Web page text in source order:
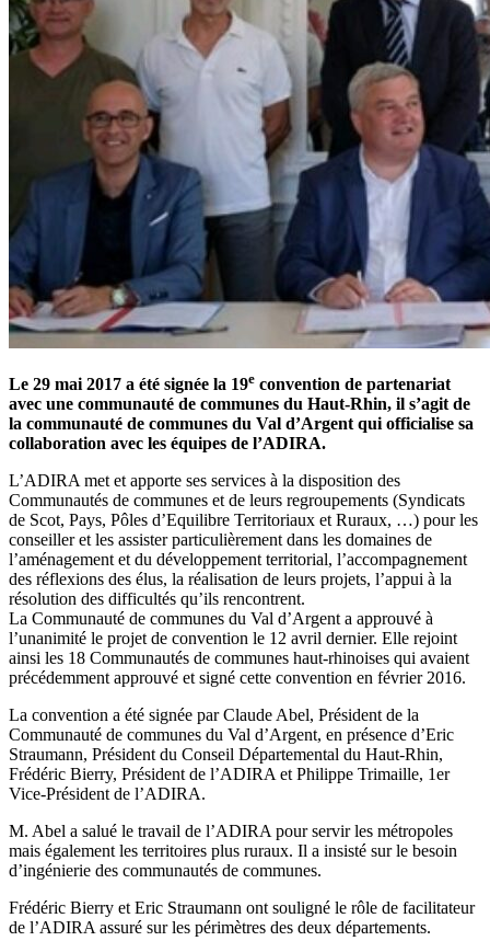
Le 29 mai 2017 a été signée la 19e convention de partenariat
avec une communauté de communes du Haut-Rhin, il s’agit de
la communauté de communes du Val d’Argent qui officialise sa
collaboration avec les équipes de l’ADIRA.
L’ADIRA met et apporte ses services à la disposition des
Communautés de communes et de leurs regroupements (Syndicats
de Scot, Pays, Pôles d’Equilibre Territoriaux et Ruraux, …) pour les
conseiller et les assister particulièrement dans les domaines de
l’aménagement et du développement territorial, l’accompagnement
des réflexions des élus, la réalisation de leurs projets, l’appui à la
résolution des difficultés qu’ils rencontrent.
La Communauté de communes du Val d’Argent a approuvé à
l’unanimité le projet de convention le 12 avril dernier. Elle rejoint
ainsi les 18 Communautés de communes haut-rhinoises qui avaient
précédemment approuvé et signé cette convention en février 2016.
La convention a été signée par Claude Abel, Président de la
Communauté de communes du Val d’Argent, en présence d’Eric
Straumann, Président du Conseil Départemental du Haut-Rhin,
Frédéric Bierry, Président de l’ADIRA et Philippe Trimaille, 1er
Vice-Président de l’ADIRA.
M. Abel a salué le travail de l’ADIRA pour servir les métropoles
mais également les territoires plus ruraux. Il a insisté sur le besoin
d’ingénierie des communautés de communes.
Frédéric Bierry et Eric Straumann ont souligné le rôle de facilitateur
de l’ADIRA assuré sur les périmètres des deux départements.